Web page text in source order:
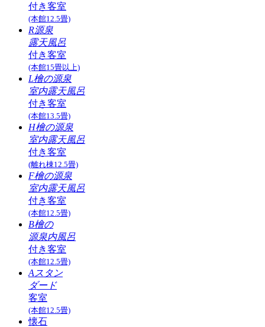
付き客室
(本館12.5畳)
R源泉
露天風呂
付き客室
(本館15畳以上)
L檜の源泉
室内露天風呂
付き客室
(本館13.5畳)
H檜の源泉
室内露天風呂
付き客室
(離れ棟12.5畳)
F檜の源泉
室内露天風呂
付き客室
(本館12.5畳)
B檜の
源泉内風呂
付き客室
(本館12.5畳)
Aスタン
ダード
客室
(本館12.5畳)
懐石